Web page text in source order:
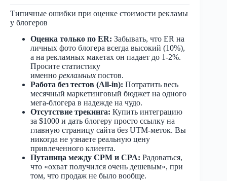
Типичные ошибки при оценке стоимости рекламы
у блогеров
Оценка только по ER: Забывать, что ER на
личных фото блогера всегда высокий (10%),
а на рекламных макетах он падает до 1-2%.
Просите статистику
именно рекламных постов.
Работа без тестов (All-in): Потратить весь
месячный маркетинговый бюджет на одного
мега-блогера в надежде на чудо.
Отсутствие трекинга: Купить интеграцию
за $1000 и дать блогеру просто ссылку на
главную страницу сайта без UTM-меток. Вы
никогда не узнаете реальную цену
привлеченного клиента.
Путаница между CPM и CPA: Радоваться,
что «охват получился очень дешевым», при
том, что продаж не было вообще.